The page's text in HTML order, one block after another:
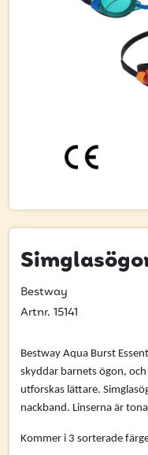
Hitta din grossist
Kontakta oss
Om oss
Glassutbildningar
få
Ange din e-postadress
och erbjudanden.
E-postadress
Bestway
Artnr. 15141
Bestway Aqua Burst
skyddar barnets ögon,
utforskas lättare.
nackband. Linserna är
Kommer i 3 sorterade